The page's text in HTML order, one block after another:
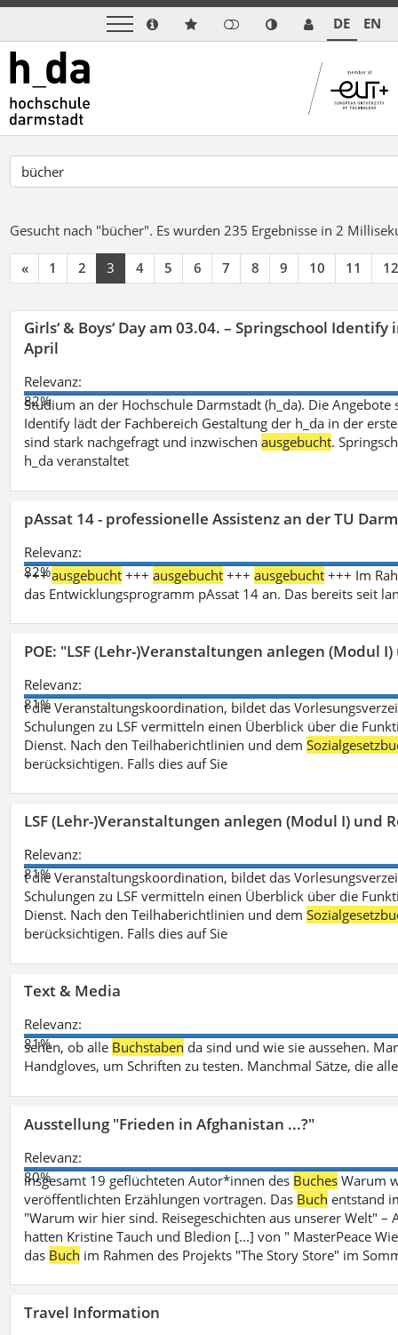
DE EN
Gesucht nach "bücher". Es wurden 235 Ergebnisse in 2
« 1 2 3 4 5 6 7 8 9 10 11 12
Girls‘ & Boys‘ Day am 03.04. – Springschool
April
Relevanz:
82%
Studium an der Hochschule Darmstadt (h_da). Die
Identify lädt der Fachbereich Gestaltung der h_da in der
sind stark nachgefragt und inzwischenausgebucht.
h_da veranstaltet
pAssat 14 - professionelle Assistenz an der TU
Relevanz:
82%
+++ausgebucht +++ausgebucht +++ausgebucht +++ Im
das Entwicklungsprogramm pAssat 14 an. Das bereits seit
POE: "LSF (Lehr-)Veranstaltungen anlegen (Modul
Relevanz:
81%
t die Veranstaltungskoordination, bildet das
Schulungen zu LSF vermitteln einen Überblick über die
Dienst. Nach den Teilhaberichtlinien und dem
berücksichtigen. Falls dies auf Sie
LSF (Lehr-)Veranstaltungen anlegen (Modul I) und
Relevanz:
81%
t die Veranstaltungskoordination, bildet das
Schulungen zu LSF vermitteln einen Überblick über die
Dienst. Nach den Teilhaberichtlinien und dem
berücksichtigen. Falls dies auf Sie
Text & Media
Relevanz:
81%
sehen, ob alle Buchstaben da sind und wie sie aussehen.
Handgloves, um Schriften zu testen. Manchmal Sätze, die
Ausstellung "Frieden in Afghanistan ...?"
Relevanz:
80%
insgesamt 19 geflüchteten Autor*innen des Buches Warum
veröffentlichten Erzählungen vortragen. Das Buch entstand
"Warum wir hier sind. Reisegeschichten aus unserer Welt"
hatten Kristine Tauch und Bledion [...] von " MasterPeace
das Buch im Rahmen des Projekts "The Story Store" im
Travel Information